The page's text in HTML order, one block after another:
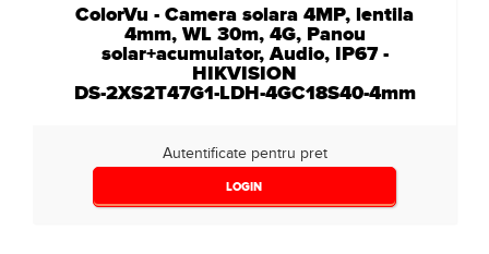
ColorVu - Camera solara 4MP, lentila
4mm, WL 30m, 4G, Panou
solar+acumulator, Audio, IP67 -
HIKVISION
DS-2XS2T47G1-LDH-4GC18S40-4mm
Autentificate pentru pret
LOGIN